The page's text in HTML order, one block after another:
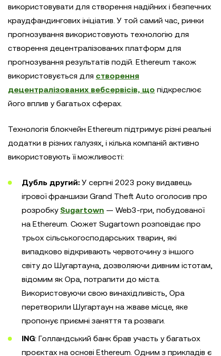
використовувати для створення надійних і безпечних
краудфандингових ініціатив. У той самий час, ринки
прогнозування використовують технологію для
створення децентралізованих платформ для
прогнозування результатів подій. Ethereum також
використовується для створення
децентралізованих вебсервісів, що підкреслює
його вплив у багатьох сферах.
Технологія блокчейн Ethereum підтримує різні реальні
додатки в різних галузях, і кілька компаній активно
використовують її можливості:
Дубль другий: У серпні 2023 року видавець
ігрової франшизи Grand Theft Auto оголосив про
розробку Sugartown — Web3-гри, побудованої
на Ethereum. Сюжет Sugartown розповідає про
трьох сільськогосподарських тварин, які
випадково відкривають червоточину з іншого
світу до Шугартауна, дозволяючи дивним істотам,
відомим як Ора, потрапити до міста.
Використовуючи свою винахідливість, Ора
перетворили Шугартаун на жваве місце, яке
пропонує приємні заняття та розваги.
ING: Голландський банк брав участь у багатьох
проєктах на основі Ethereum. Одним з прикладів є